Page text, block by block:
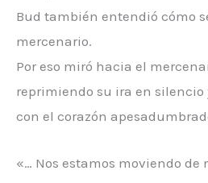
Bud también entendió cómo
mercenario.
Por eso miró hacia el
reprimiendo su ira en silencio
con el corazón
«… Nos estamos moviendo de